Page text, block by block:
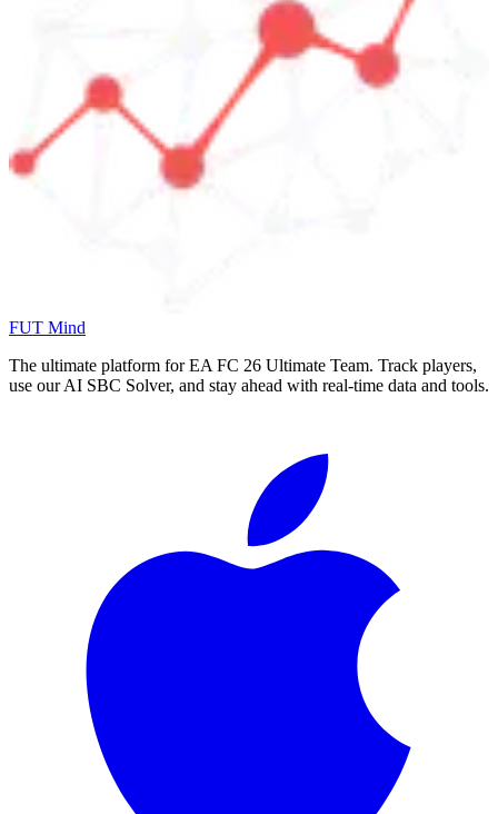
FUT Mind
The ultimate platform for EA FC 26 Ultimate Team. Track players,
use our AI SBC Solver, and stay ahead with real-time data and tools.